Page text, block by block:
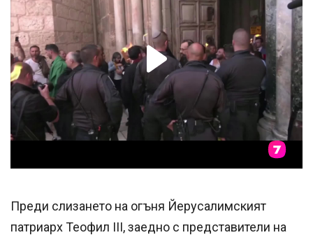
Преди слизането на огъня Йерусалимският
патриарх Теофил III, заедно с представители на